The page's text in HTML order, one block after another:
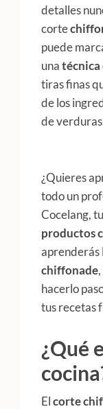
detalles
corte
puede
unatécnica
tiras finas
de los
de
¿Quieres
todo un
Cocelang,
productos
aprenderás
chiffonade
hacerlo
tus recetas
¿Qué
Elcorte